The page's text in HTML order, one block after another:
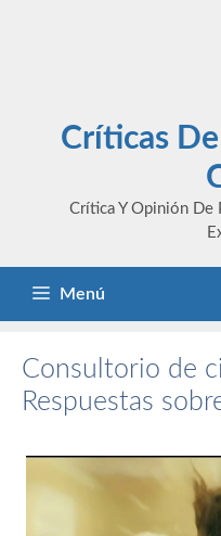
Críticas
Crítica Y Opinión De
Menú
Consultorio de
Respuestas